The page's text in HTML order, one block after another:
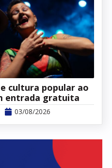
e cultura popular ao
entrada gratuita
03/08/2026